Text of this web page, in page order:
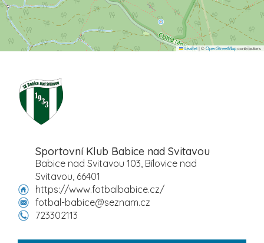
Leaflet|©OpenStreetMapcontributors
Sportovní Klub Babice nad Svitavou
Babice nad Svitavou 103, Bílovice nad
Svitavou, 66401
https://www.fotbalbabice.cz/
fotbal-babice@seznam.cz
723302113